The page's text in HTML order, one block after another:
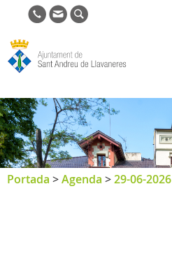
de Sant
Andreu de
Llavaneres
Portada >Agenda >29-06-2026